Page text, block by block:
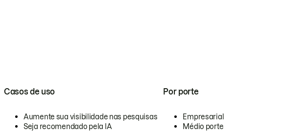
Casos de uso
Aumente sua visibilidade nas pesquisas
Seja recomendado pela IA
Por porte
Empresarial
Médio porte